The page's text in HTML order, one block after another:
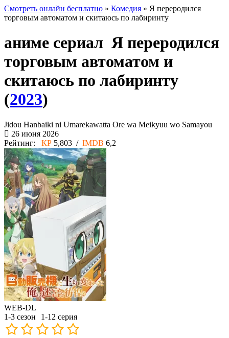
Смотреть онлайн бесплатно » Комедия » Я переродился
торговым автоматом и скитаюсь по лабиринту
аниме сериал Я переродился
торговым автоматом и
скитаюсь по лабиринту
(2023)
Jidou Hanbaiki ni Umarekawatta Ore wa Meikyuu wo Samayou
26 июня 2026
Рейтинг: КР 5,803 / IMDB 6,2
WEB-DL
1-3 сезон
1-12 серия